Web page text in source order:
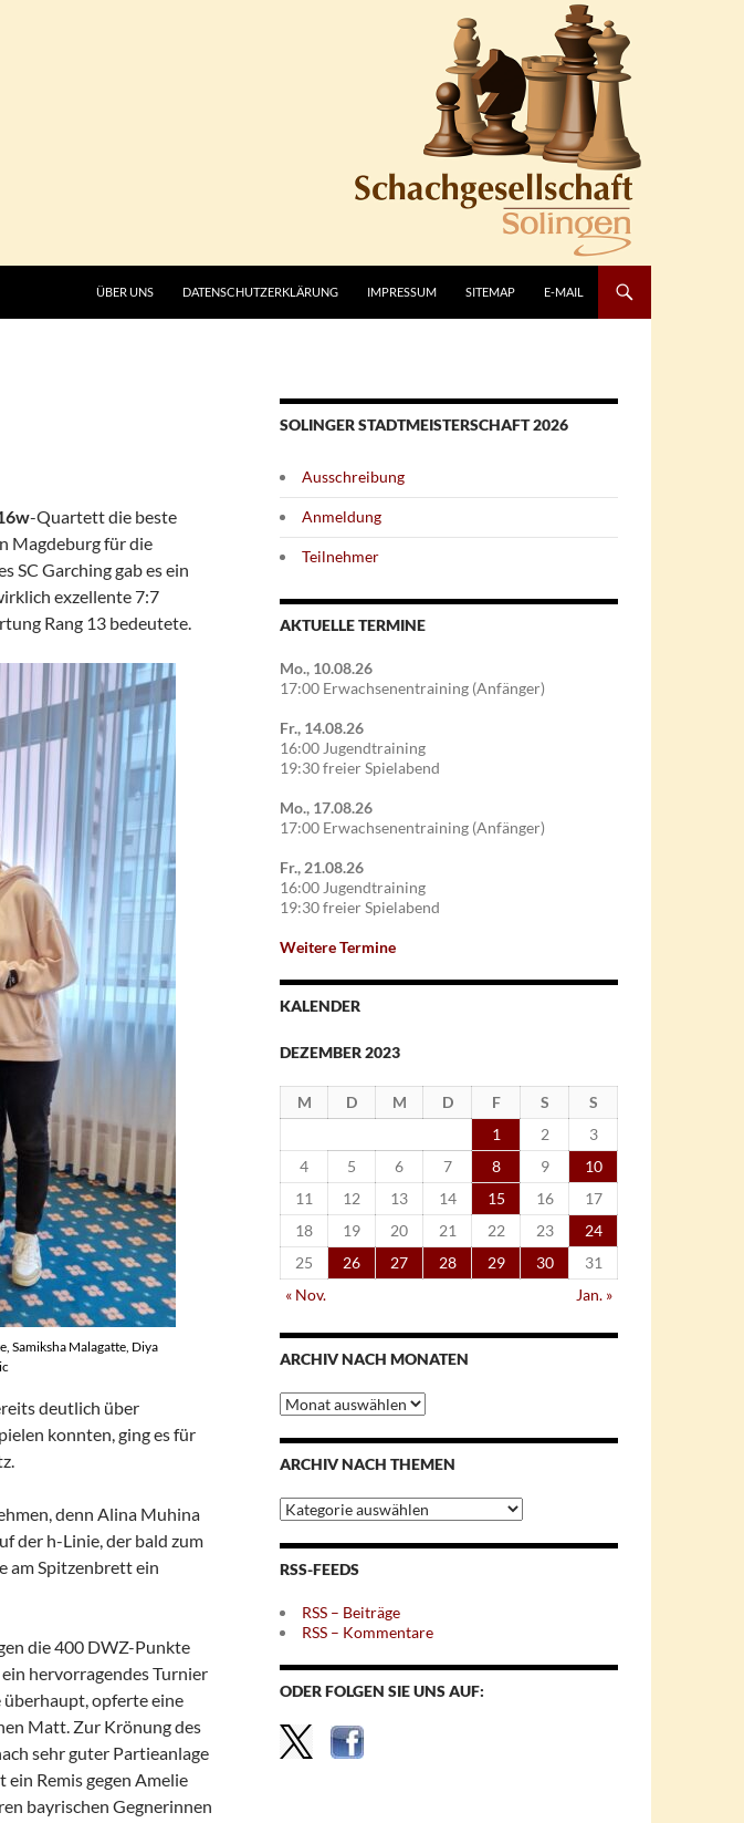
ÜBER UNS DATENSCHUTZERKLÄRUNG IMPRESSUM SITEMAP E-MAIL
-Quartett die beste
Magdeburg für die
SC Garching gab es ein
exzellente 7:7
Rang 13 bedeutete.
Samiksha Malagatte, Diya
deutlich über
konnten, ging es für
denn Alina Muhina
der h-Linie, der bald zum
am Spitzenbrett ein
die 400 DWZ-Punkte
hervorragendes Turnier
opferte eine
Matt. Zur Krönung des
sehr guter Partieanlage
Remis gegen Amelie
bayrischen Gegnerinnen
SOLINGER STADTMEISTERSCHAFT 2026
Ausschreibung
Anmeldung
Teilnehmer
AKTUELLE TERMINE
Mo., 10.08.26
17:00 Erwachsenentraining (Anfänger)
Fr., 14.08.26
16:00 Jugendtraining
19:30 freier Spielabend
Mo., 17.08.26
17:00 Erwachsenentraining (Anfänger)
Fr., 21.08.26
16:00 Jugendtraining
19:30 freier Spielabend
Weitere Termine
KALENDER
DEZEMBER 2023
M D M D F S
S
1
2
3
4
5 6 7 8 9
10
11
12 13 14 15 16
17
18
19 20 21 22 23
24
25
26 27 28 29 30
31
« Nov.
Jan. »
ARCHIV NACH MONATEN
Archiv
nach
Monaten
ARCHIV NACH THEMEN
Archiv
nach
Themen
RSS-FEEDS
RSS – Beiträge
RSS – Kommentare
ODER FOLGEN SIE UNS AUF: